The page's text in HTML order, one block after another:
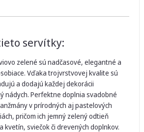
servítky:
zelené sú nadčasové, elegantné a
Vďaka trojvrstvovej kvalite sú
a dodajú každej dekorácii
nádych. Perfektne doplnia svadobné
v prírodných aj pastelových
pričom ich jemný zelený odtieň
kvetín, sviečok či drevených doplnkov.